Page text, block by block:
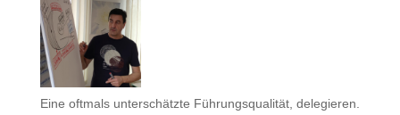
Eine oftmals unterschätzte Führungsqualität, delegieren.